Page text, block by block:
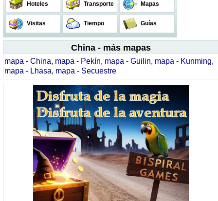
Hoteles Transporte Mapas
Visitas Tiempo Guías
China - más mapas
mapa - China, mapa - Pekín, mapa - Guilin, mapa - Kunming,
mapa - Lhasa, mapa - Secuestre